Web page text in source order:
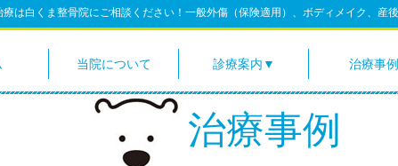
は白くま整骨院にご相談ください！一般外傷（保険適用）、ボディメイク、産
当院について 診療案内▼
交通事故の治療
一般外傷（保険適用）
鍼灸治療
治療の流れ
治療事例
治療事例